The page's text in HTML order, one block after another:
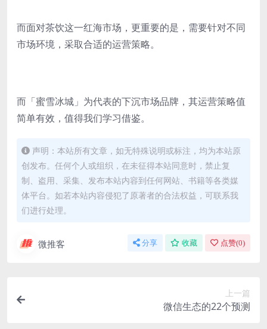
而面对茶饮这一红海市场，更重要的是，需要针对不同
市场环境，采取合适的运营策略。
而「蜜雪冰城」为代表的下沉市场品牌，其运营策略值
简单有效，值得我们学习借鉴。
声明：本站所有文章，如无特殊说明或标注，均为本站原
创发布。任何个人或组织，在未征得本站同意时，禁止复
制、盗用、采集、发布本站内容到任何网站、书籍等各类媒
体平台。如若本站内容侵犯了原著者的合法权益，可联系我
们进行处理。
微推客 分享 收藏 点赞(0)
上一篇
微信生态的22个预测